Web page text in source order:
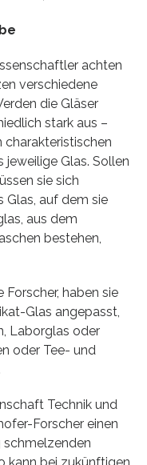
achten
verschiedene
die Gläser
stark aus –
charakteristischen
Glas. Sollen
sie sich
Glas, auf dem sie
aus dem
bestehen,
Forscher, haben sie
Glas angepasst,
Laborglas oder
oder Tee- und
Technik und
Forscher einen